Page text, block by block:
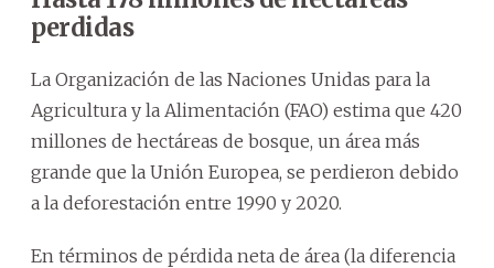
perdidas
La Organización de las Naciones Unidas para la
Agricultura y la Alimentación (FAO) estima que 420
millones de hectáreas de bosque, un área más
grande que la Unión Europea, se perdieron debido
a la deforestación entre 1990 y 2020.
En términos de pérdida neta de área (la diferencia